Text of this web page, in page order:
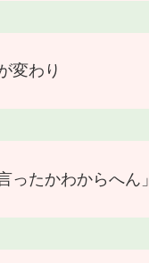
変わり
ったかわからへん」